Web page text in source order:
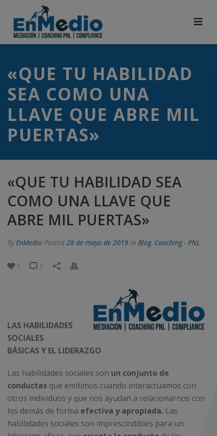
«QUE TU HABILIDAD
SEA COMO UNA
LLAVE QUE ABRE MIL
PUERTAS»
«QUE TU HABILIDAD SEA
COMO UNA LLAVE QUE
ABRE MIL PUERTAS»
ByEnMedio Posted 28 de mayo de 2019 In Blog, Coaching - PNL
1 2
LAS HABILIDADES
SOCIALES
BÁSICAS Y EL LIDERAZGO
Las habilidades sociales son un conjunto de
conductas que emitimos cuando interactuamos con
otros individuos y que nos ayudan a relacionarnos con
los demás de forma efectiva y apropiada. Las
habilidades sociales son imprescindibles para un